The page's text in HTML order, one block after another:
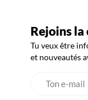
Rejoins
Tu veux être
et nouveautés